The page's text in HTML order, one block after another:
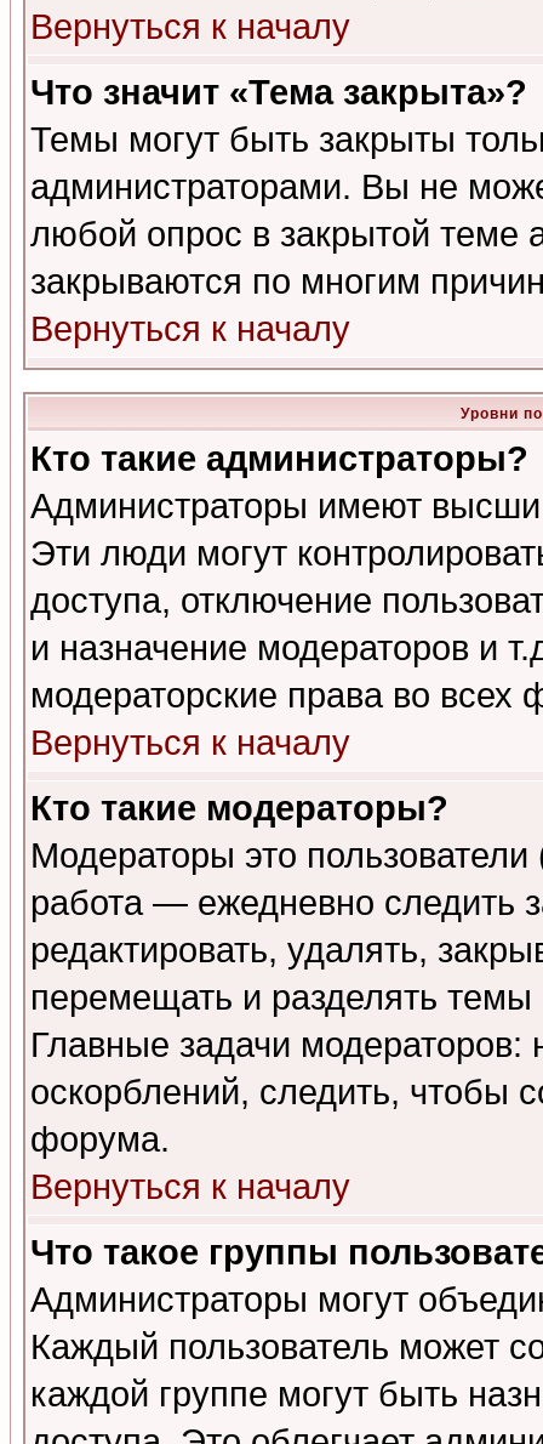
Вернуться к началу
Что значит «Тема закрыта»?
Темы могут быть закрыты
администраторами. Вы не
любой опрос в закрытой теме
закрываются по многим
Вернуться к началу
Уровни
Кто такие администраторы?
Администраторы имеют
Эти люди могут
доступа, отключение
и назначение модераторов и
модераторские права во всех
Вернуться к началу
Кто такие модераторы?
Модераторы это
работа — ежедневно следить
редактировать, удалять,
перемещать и разделять
Главные задачи
оскорблений, следить, чтобы
форума.
Вернуться к началу
Что такое группы
Администраторы могут
Каждый пользователь может
каждой группе могут быть